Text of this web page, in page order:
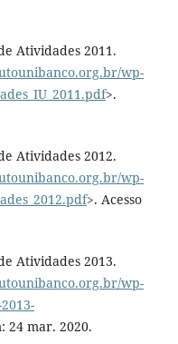
Atividades 2011.
wp-
>.
Atividades 2012.
wp-
>. Acesso
Atividades 2013.
wp-
24 mar. 2020.